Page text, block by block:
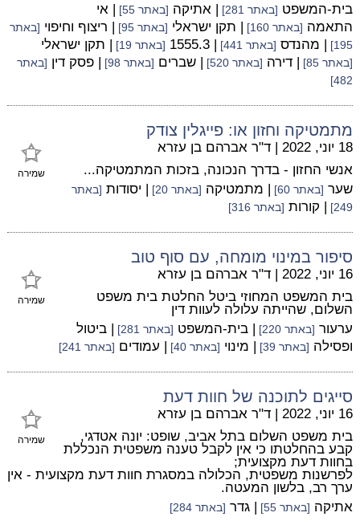
בית-המשפט [באתר 281] | אתיקה [באתר 55]
| אי
התאמה [באתר 160] | תקן ישראלי [באתר 95] | ריצוף וחיפוי [באתר
195]
| מהנדס [באתר 441] | 1555.3 [באתר 19] | תקן ישראלי
[באתר 85] | דירה [באתר 520] | שברים [באתר 98] | פסק דין [באתר
482]
מתמטיקה וחזון או: פייגלין צודק
שמירה
18 יוני, 2022 | ד"ר אברהם בן עזרא
אנשי החזון - בדרך הנכונה, בזכות המתמטיקה...
שער [באתר 60] | מתמטיקה [באתר 20] | יסודות [באתר
249]
| קורות [באתר 316]
סיפור במינוי מומחה, עם סוף טוב
שמירה
16 יוני, 2022 | ד"ר אברהם בן עזרא
בית המשפט המחוזי ביטל החלטת בית משפט
השלום, שהייתה עלולה לעוות דין
ערעור [באתר 220] | בית-המשפט [באתר 281]
| ביטול
ופסילה [באתר 39] | מינוי [באתר 40] | עמודים [באתר 241]
סייגים לתוכנה של חוות דעת
שמירה
16 יוני, 2022 | ד"ר אברהם בן עזרא
בית משפט השלום בתל אביב, שופט: יונה אטדגי,
קבע בהחלטתו כי אין לקבל טענה משפטית הנכללת
בחוות דעת מקצועית;
לפרשנות משפטית, הכלולה במסגרת חוות דעת מקצועית - אין
ערך רב, בלשון המעטה.
אתיקה [באתר 55] | גדר [באתר 284]